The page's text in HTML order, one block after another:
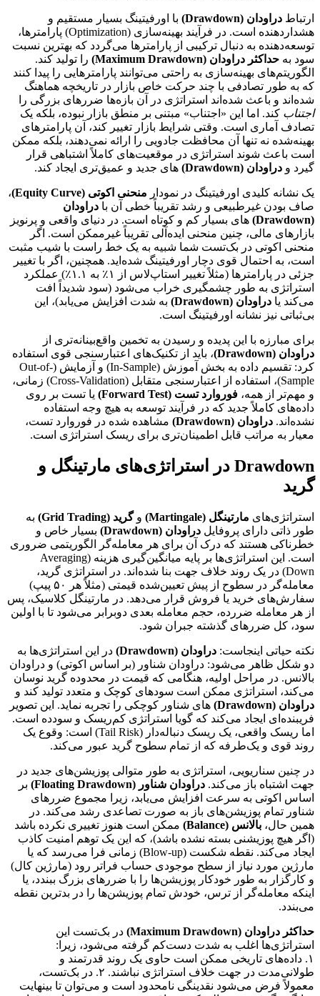
ارتباط دراودان (Drawdown)
با اورفیتینگ بسیار مستقیم و
هشداردهنده است. در فرآیند بهینه‌سازی (Optimization) پارامترها،
توسعه‌دهنده به دنبال ترکیبی از پارامترها می‌گردد که بهترین نسبت
سود به حداکثر دراودان (Maximum Drawdown)
را تولید کند.
الگوریتم‌های بهینه‌سازی به راحتی می‌توانند پارامترهایی را پیدا کنند
که به طور تصادفی با چند حرکت خاص بازار در تاریخچه هماهنگ
شده‌اند و باعث شده‌اند استراتژی در آن بازه‌ها ضررهای بزرگی را
اجتناب کند. اما این «اجتناب» مبتنی بر منطق بازار نبوده، بلکه یک
تصادف آماری است. وقتی شرایط بازار تغییر کند، آن پارامترهای
بهینه‌شده نه تنها آن محافظت جادویی را ارائه نمی‌دهند، بلکه ممکن
است باعث شوند استراتژی در موقعیت‌های کاملاً اشتباهی قرار
گیرد و دراودان (Drawdown) های جدید و عمیق‌تری ایجاد کند.
یک نشانه کلیدی اورفیتینگ در نمودار منحنی اکوتی (Equity Curve)
،
صاف بودن غیرطبیعی و رشد تقریباً خطی آن با دراودان
(Drawdown)
های بسیار کم و کوتاه است. در دنیای واقعی و پرنویز
بازارهای مالی، چنین منحنی ایده‌آلی تقریباً غیرممکن است. اگر
منحنی اکوتی در بک‌تست شما شبیه به یک خط راست با شیب مثبت
است، به احتمال قوی دچار اورفیتینگ شده‌اید. همچنین، اگر با تغییر
جزئی در پارامترها (مثلاً تغییر استاپ‌لاس از ۱٪ به ۱.۱٪) عملکرد
استراتژی به طور چشمگیری خراب می‌شود (سود شدیداً افت
می‌کند یا دراودان (Drawdown)
به شدت افزایش می‌یابد)، این
بی‌ثباتی نیز نشانه اورفیتینگ است.
برای مبارزه با این پدیده و رسیدن به تخمین واقع‌بینانه‌تری از
دراودان (Drawdown)
، باید از تکنیک‌های اعتبارسنجی قوی استفاده
کرد: تقسیم داده به بخش آموزش (In-Sample) و آزمایش (Out-of-
Sample)، استفاده از اعتبارسنجی متقابل (Cross-Validation) زمانی،
و مهم‌تر از همه، فوروارد تست (Forward Test)
یا تست بر روی
داده‌های کاملاً جدید که در فرآیند توسعه به هیچ وجه استفاده
نشده‌اند. دراودان (Drawdown)
مشاهده شده در فوروارد تست،
معیار به مراتب قابل اطمینان‌تری برای ریسک استراتژی است.
Drawdown در استراتژی‌های مارتینگل و
گرید
استراتژی‌های مارتینگل (Martingale) وگرید (Grid Trading)
به
طور ذاتی دارای پروفایل دراودان (Drawdown)
بسیار خاص و
خطرناکی هستند که درک آن برای هر معامله‌گر الگوریتمی ضروری
است. این استراتژی‌ها بر پایه میانگین‌گیری هزینه (Averaging
Down) در یک روند خلاف جهت بنا شده‌اند. در استراتژی گرید،
معامله‌گر در سطوح از پیش تعیین‌شده قیمتی (مثلاً هر ۵۰ پیپ)
سفارش‌های خرید یا فروش قرار می‌دهد. در مارتینگل کلاسیک، پس
از هر معامله ضررده، حجم معامله بعدی دوبرابر می‌شود تا با اولین
سود، کل ضررهای گذشته جبران شود.
نکته حیاتی اینجاست: دراودان (Drawdown)
در این استراتژی‌ها به
دو شکل ظاهر می‌شود: دراودان شناور (بر اساس اکوتی) و دراودان
بالانس. در مراحل اولیه، هنگامی که قیمت در محدوده گرید نوسان
می‌کند، استراتژی ممکن است سودهای کوچک و متعدد تولید کند و
دراودان (Drawdown)
های شناور کوچکی را تجربه نماید. این تصویر
فریبنده‌ای ایجاد می‌کند که گویا استراتژی کم‌ریسک و سودده است.
اما ریسک واقعی، یک ریسک دنباله‌دار (Tail Risk) است: وقوع یک
روند قوی و یک‌طرفه که از تمام سطوح گرید عبور می‌کند.
در چنین سناریویی، استراتژی به طور متوالی پوزیشن‌های جدید در
جهت اشتباه باز می‌کند. دراودان شناور (Floating Drawdown)
بر
اساس اکوتی به سرعت افزایش می‌یابد، زیرا مجموع ضررهای
شناور تمام پوزیشن‌های باز به صورت تصاعدی رشد می‌کند. در
همین حال، بالانس (Balance)
ممکن است هنوز تغییری نکرده باشد
(اگر هیچ پوزیشنی بسته نشده باشد)، که این یک توهم امنیت کاذب
ایجاد می‌کند. نقطه شکست (Blow-up) زمانی فرا می‌رسد که یا
مارژین مورد نیاز از سطح موجودی حساب فراتر رود (مارژین کال)
و کارگزار به طور خودکار پوزیشن‌ها را با ضررهای بزرگ ببندد، یا
اینکه معامله‌گر از ترس، خودش تمام پوزیشن‌ها را در بدترین نقطه
می‌بندد.
حداکثر دراودان (Maximum Drawdown)
در بک‌تست این
استراتژی‌ها اغلب به شدت دست‌کم گرفته می‌شود، زیرا:
۱. داده‌های تاریخی ممکن است حاوی یک روند قدرتمند و
طولانی‌مدت در جهت خلاف استراتژی نباشند. ۲. در بک‌تست،
معمولاً فرض می‌شود نقدینگی نامحدود است و می‌توان تا بینهایت